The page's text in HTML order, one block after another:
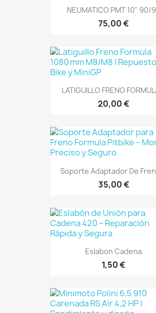
NEUMATICO PMT 10" 90/
75,00 €
LATIGUILLO FRENO
20,00 €
Soporte Adaptador De
35,00 €
Eslabon Cadena
1,50 €